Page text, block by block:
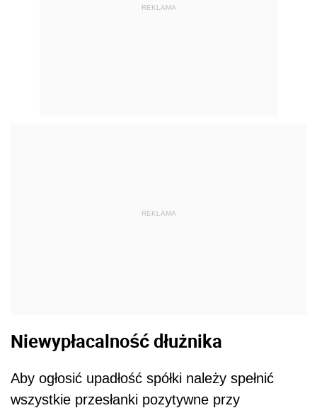
REKLAMA
REKLAMA
Niewypłacalność dłużnika
Aby ogłosić upadłość spółki należy spełnić
wszystkie przesłanki pozytywne przy